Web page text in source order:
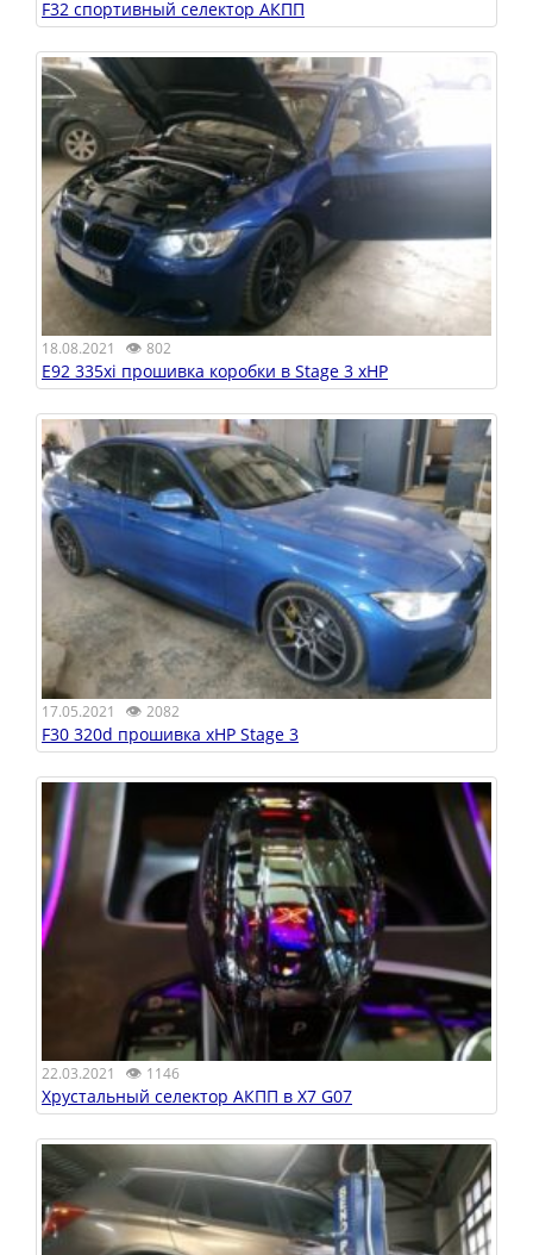
F32 спортивный селектор АКПП
18.08.2021 👁 802
E92 335xi прошивка коробки в Stage 3 xHP
17.05.2021 👁 2082
F30 320d прошивка xHP Stage 3
22.03.2021 👁 1146
Хрустальный селектор АКПП в X7 G07